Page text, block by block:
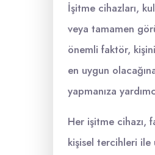
İşitme cihazları,
veya tamamen
önemli faktör,
en uygun
yapmanıza
Her işitme cihazı,
kişisel tercihleri ile